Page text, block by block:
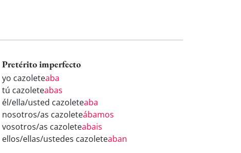
Pretérito imperfecto
yo cazoleteaba
tú cazoleteabas
él/ella/usted cazoleteaba
nosotros/as cazoleteábamos
vosotros/as cazoleteabais
ellos/ellas/ustedes cazoleteaban